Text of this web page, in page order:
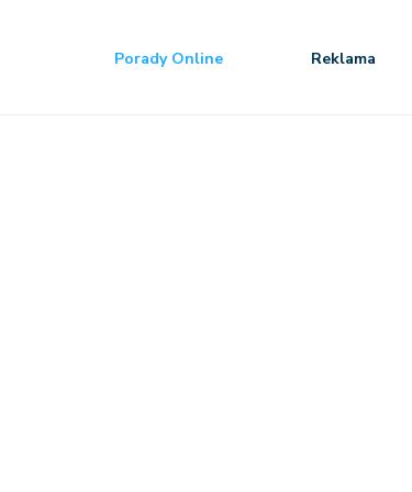
Porady Online Reklama